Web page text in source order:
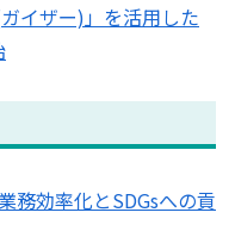
イザー)」を活用した
務効率化とSDGsへの貢